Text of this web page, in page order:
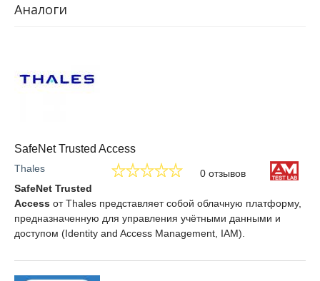
Аналоги
SafeNet Trusted Access
0 отзывов
Thales
SafeNet Trusted
Access от Thales представляет собой облачную платформу,
предназначенную для управления учётными данными и
доступом (Identity and Access Management, IAM).